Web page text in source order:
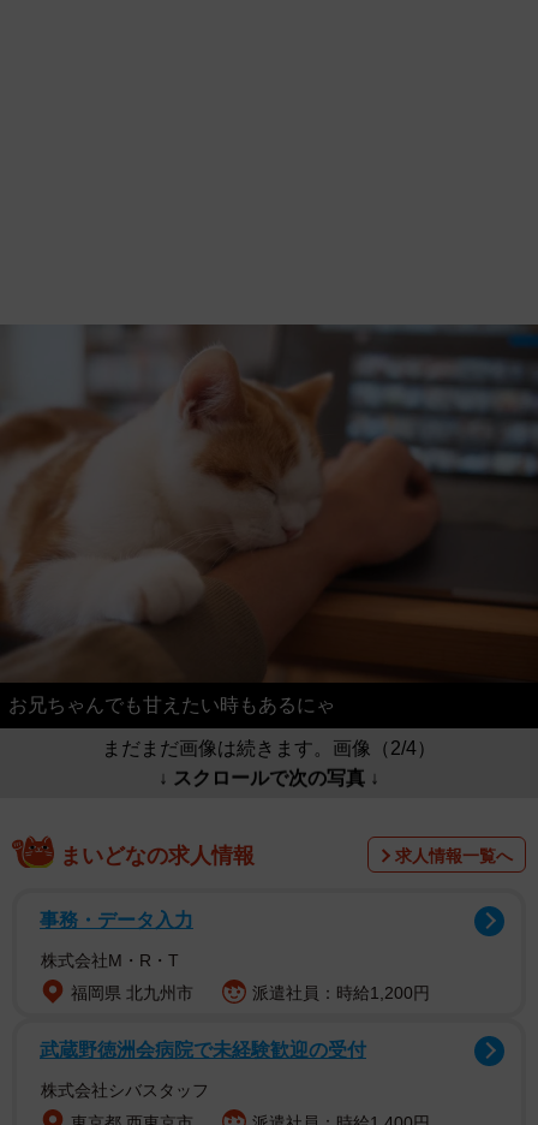
お兄ちゃんでも甘えたい時もあるにゃ
まだまだ画像は続きます。画像（2/4）
↓ スクロールで次の写真 ↓
まいどなの求人情報 求人情報一覧へ
事務・データ入力
株式会社M・R・T
福岡県 北九州市
派遣社員：時給1,200円
武蔵野徳洲会病院で未経験歓迎の受付
株式会社シバスタッフ